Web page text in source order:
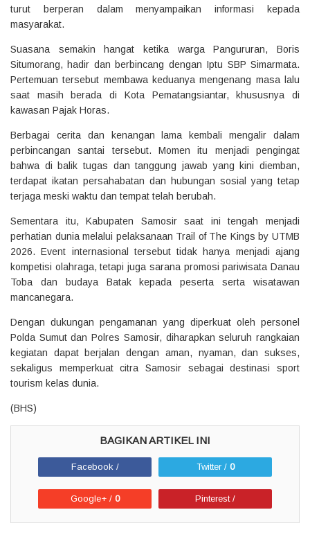
turut berperan dalam menyampaikan informasi kepada
masyarakat.
Suasana semakin hangat ketika warga Pangururan, Boris
Situmorang, hadir dan berbincang dengan Iptu SBP Simarmata.
Pertemuan tersebut membawa keduanya mengenang masa lalu
saat masih berada di Kota Pematangsiantar, khususnya di
kawasan Pajak Horas.
Berbagai cerita dan kenangan lama kembali mengalir dalam
perbincangan santai tersebut. Momen itu menjadi pengingat
bahwa di balik tugas dan tanggung jawab yang kini diemban,
terdapat ikatan persahabatan dan hubungan sosial yang tetap
terjaga meski waktu dan tempat telah berubah.
Sementara itu, Kabupaten Samosir saat ini tengah menjadi
perhatian dunia melalui pelaksanaan Trail of The Kings by UTMB
2026. Event internasional tersebut tidak hanya menjadi ajang
kompetisi olahraga, tetapi juga sarana promosi pariwisata Danau
Toba dan budaya Batak kepada peserta serta wisatawan
mancanegara.
Dengan dukungan pengamanan yang diperkuat oleh personel
Polda Sumut dan Polres Samosir, diharapkan seluruh rangkaian
kegiatan dapat berjalan dengan aman, nyaman, dan sukses,
sekaligus memperkuat citra Samosir sebagai destinasi sport
tourism kelas dunia.
(BHS)
Facebook / Twitter / 0
Google+ / 0 Pinterest /